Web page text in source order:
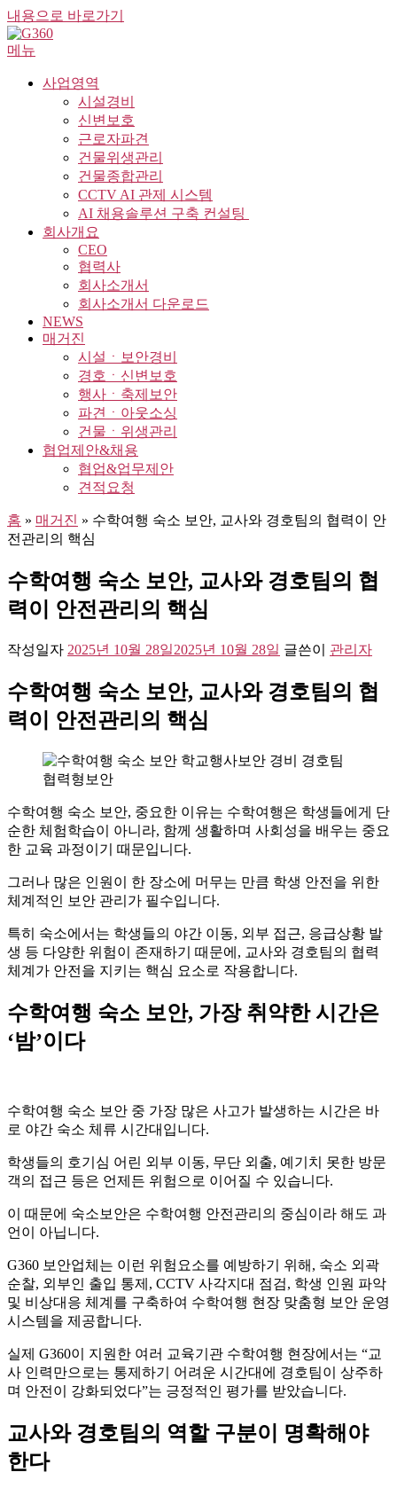
내용으로 바로가기
메뉴
사업영역
시설경비
신변보호
근로자파견
건물위생관리
건물종합관리
CCTV AI 관제 시스템
AI 채용솔루션 구축 컨설팅 ​
회사개요
CEO
협력사
회사소개서
회사소개서 다운로드
NEWS
매거진
시설ㆍ보안경비
경호ㆍ신변보호
행사ㆍ축제보안
파견ㆍ아웃소싱
건물ㆍ위생관리
협업제안&채용
협업&업무제안
견적요청
홈 » 매거진 » 수학여행 숙소 보안, 교사와 경호팀의 협력이 안
전관리의 핵심
수학여행 숙소 보안, 교사와 경호팀의 협
력이 안전관리의 핵심
작성일자 2025년 10월 28일2025년 10월 28일 글쓴이 관리자
수학여행 숙소 보안, 교사와 경호팀의 협
력이 안전관리의 핵심
수학여행 숙소 보안, 중요한 이유는 수학여행은 학생들에게 단
순한 체험학습이 아니라, 함께 생활하며 사회성을 배우는 중요
한 교육 과정이기 때문입니다.
그러나 많은 인원이 한 장소에 머무는 만큼 학생 안전을 위한
체계적인 보안 관리가 필수입니다.
특히 숙소에서는 학생들의 야간 이동, 외부 접근, 응급상황 발
생 등 다양한 위험이 존재하기 때문에, 교사와 경호팀의 협력
체계가 안전을 지키는 핵심 요소로 작용합니다.
수학여행 숙소 보안, 가장 취약한 시간은
‘밤’이다
수학여행 숙소 보안 중 가장 많은 사고가 발생하는 시간은 바
로 야간 숙소 체류 시간대입니다.
학생들의 호기심 어린 외부 이동, 무단 외출, 예기치 못한 방문
객의 접근 등은 언제든 위험으로 이어질 수 있습니다.
이 때문에 숙소보안은 수학여행 안전관리의 중심이라 해도 과
언이 아닙니다.
G360 보안업체는 이런 위험요소를 예방하기 위해, 숙소 외곽
순찰, 외부인 출입 통제, CCTV 사각지대 점검, 학생 인원 파악
및 비상대응 체계를 구축하여 수학여행 현장 맞춤형 보안 운영
시스템을 제공합니다.
실제 G360이 지원한 여러 교육기관 수학여행 현장에서는 “교
사 인력만으로는 통제하기 어려운 시간대에 경호팀이 상주하
며 안전이 강화되었다”는 긍정적인 평가를 받았습니다.
교사와 경호팀의 역할 구분이 명확해야
한다